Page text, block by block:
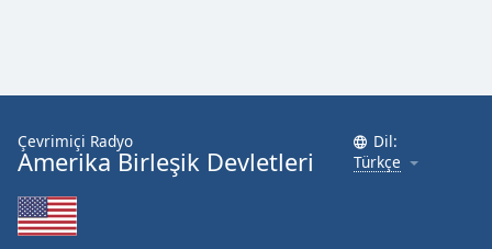
window.
Çevrimiçi Radyo
Amerika Birleşik Devletleri
Dil:
Türkçe